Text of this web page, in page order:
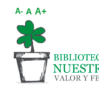
A- A A+